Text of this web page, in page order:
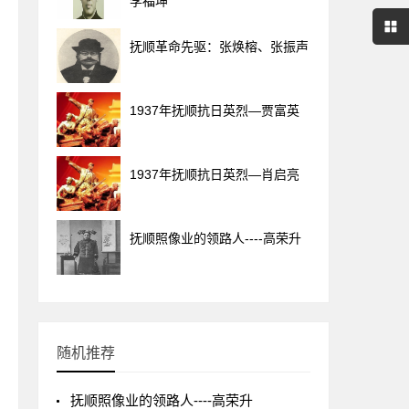
抚顺革命先驱：张焕榕、张振声
1937年抚顺抗日英烈—贾富英
1937年抚顺抗日英烈—肖启亮
抚顺照像业的领路人----高荣升
随机推荐
抚顺照像业的领路人----高荣升